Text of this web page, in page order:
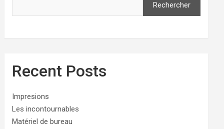
Rechercher
Recent Posts
Impresions
Les incontournables
Matériel de bureau